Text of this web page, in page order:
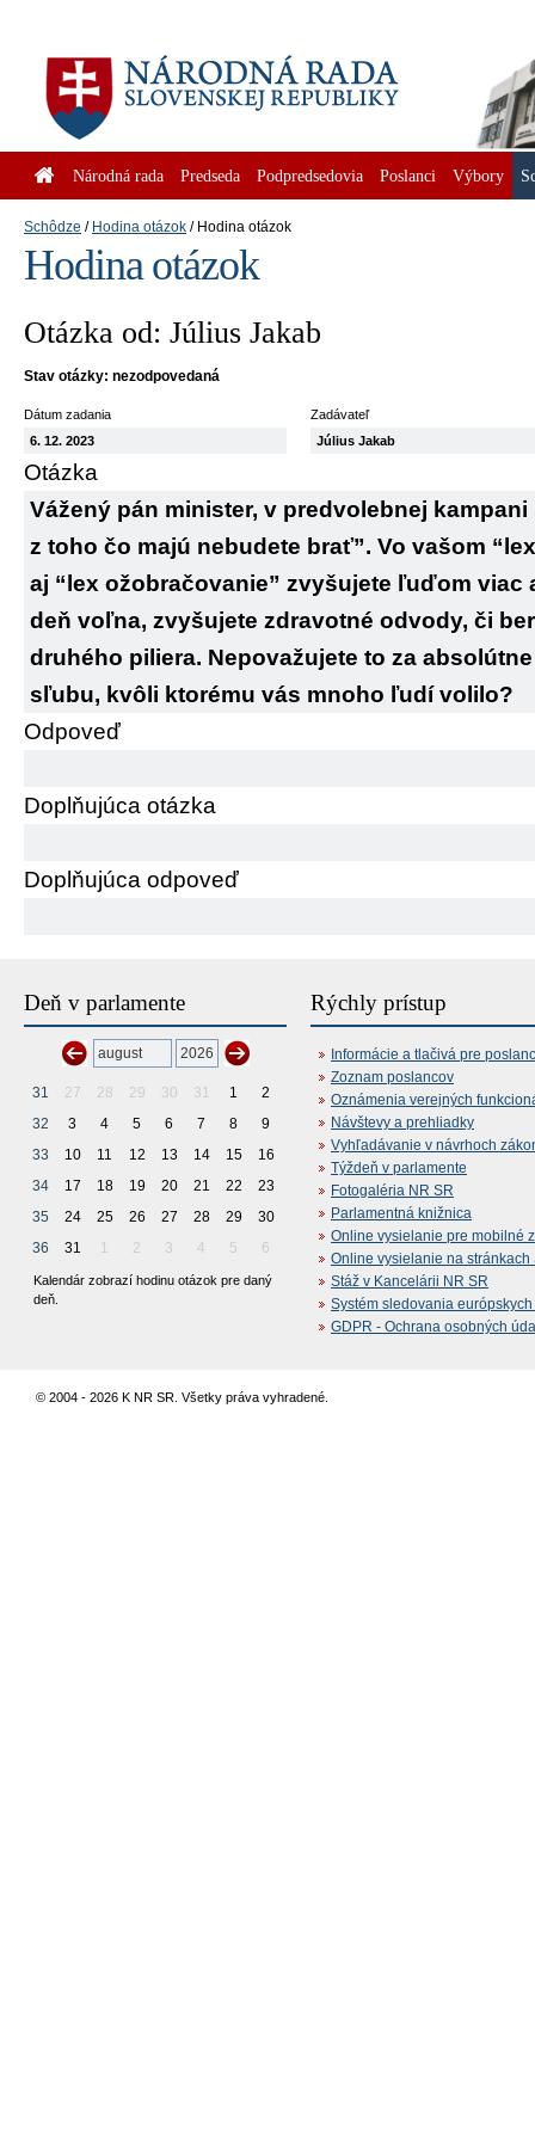
Národná rada Predseda Podpredsedovia Poslanci Výbory
Schôdze Hodina otázok Hodina otázok
Hodina otázok
Otázka od: Július Jakab
Stav otázky: nezodpovedaná
Dátum zadania
6. 12. 2023
Zadávateľ
Július Jakab
Otázka
Vážený pán minister, v predvolebnej
z toho čo majú nebudete brať”. Vo vašom
aj “lex ožobračovanie” zvyšujete ľuďom viac
deň voľna, zvyšujete zdravotné odvody, či
druhého piliera. Nepovažujete to za
sľubu, kvôli ktorému vás mnoho ľudí volilo?
Odpoveď
Doplňujúca otázka
Doplňujúca odpoveď
Deň v parlamente
31 27 28 29 30 31 1
2
32
3 4 5 6 7 8
9
33
10 11 12 13 14 15
16
34
17 18 19 20 21 22
23
35
24 25 26 27 28 29
30
36
31 1 2 3 4 5 6
Kalendár zobrazí hodinu otázok pre daný
deň.
Rýchly prístup
Informácie a tlačivá pre
Zoznam poslancov
Oznámenia verejných
Návštevy a prehliadky
Vyhľadávanie v návrhoch
Týždeň v parlamente
Fotogaléria NR SR
Parlamentná knižnica
Online vysielanie pre mobilné
Online vysielanie na stránkach
Stáž v Kancelárii NR SR
Systém sledovania
GDPR - Ochrana osobných
© 2004 - 2026 K NR SR. Všetky práva vyhradené.